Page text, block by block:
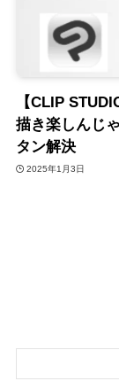
【CLIP
描き楽しんじ
タン解決
2025年1月3日